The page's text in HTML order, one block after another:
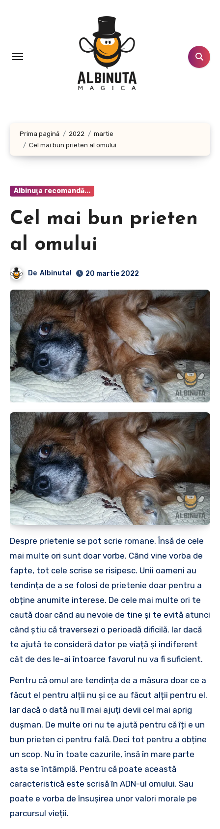
Prima pagină 2022
martie
Cel mai bun prieten al omului
Albinuţa recomandă...
Cel mai bun prieten
al omului
De Albinuta! 20 martie 2022
Despre prietenie se pot scrie romane. Însă de cele
mai multe ori sunt doar vorbe. Când vine vorba de
fapte, tot cele scrise se risipesc. Unii oameni au
tendința de a se folosi de prietenie doar pentru a
obține anumite interese. De cele mai multe ori te
caută doar când au nevoie de tine și te evită atunci
când știu că traversezi o perioadă dificilă. Iar dacă
te ajută te consideră dator pe viață și indiferent
cât de des le-ai întoarce favorul nu va fi suficient.
Pentru că omul are tendința de a măsura doar ce a
făcut el pentru alții nu și ce au făcut alții pentru el.
Iar dacă o dată nu îl mai ajuți devii cel mai aprig
dușman. De multe ori nu te ajută pentru că îți e un
bun prieten ci pentru fală. Deci tot pentru a obține
un scop. Nu în toate cazurile, însă în mare parte
asta se întâmplă. Pentru că poate această
caracteristică este scrisă în ADN-ul omului. Sau
poate e vorba de însușirea unor valori morale pe
parcursul vieții.